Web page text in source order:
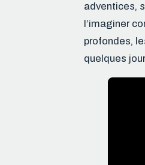
adventices,
l’imaginer
profondes,
quelques